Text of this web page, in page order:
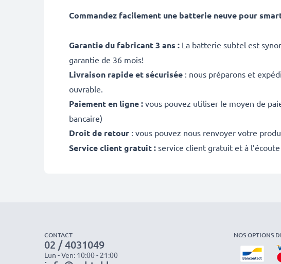
Commandez facilement une batterie neuve pour
Garantie du fabricant 3 ans : La batterie subtel est
garantie de 36 mois!
Livraison rapide et sécurisée : nous préparons et
ouvrable.
Paiement en ligne : vous pouvez utiliser le moyen de
bancaire)
Droit de retour : vous pouvez nous renvoyer votre
Service client gratuit : service client gratuit et à
CONTACT
02 / 4031049
Lun - Ven: 10:00 - 21:00
NOS OPTIONS